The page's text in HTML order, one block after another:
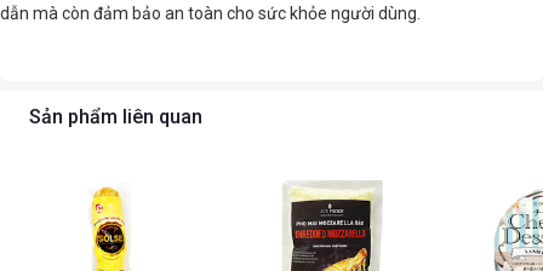
dẫn mà còn đảm bảo an toàn cho sức khỏe người dùng.
Sản phẩm liên quan